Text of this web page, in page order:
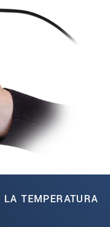
TEMPERATURA